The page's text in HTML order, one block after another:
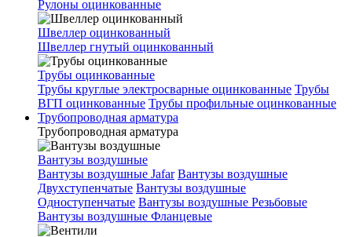
Рулоны оцинкованные
Швеллер оцинкованный
Швеллер гнутый оцинкованный
Трубы оцинкованные
Трубы круглые электросварные оцинкованные Трубы
ВГП оцинкованные Трубы профильные оцинкованные
Трубопроводная арматура
Трубопроводная арматура
Вантузы воздушные
Вантузы воздушные Jafar Вантузы воздушные
Двухступенчатые Вантузы воздушные
Одноступенчатые Вантузы воздушные Резьбовые
Вантузы воздушные Фланцевые